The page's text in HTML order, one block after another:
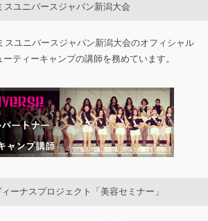
スユニバースジャパン新潟大会
スユニバースジャパン新潟大会のオフィシャル
ティーキャンプの講師を務めています。
ーナスプロジェクト「美容セミナー」